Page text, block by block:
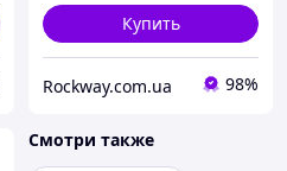
Купить
Rockway.com.ua 98%
Смотри также